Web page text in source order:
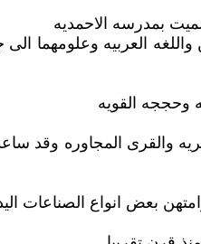
بمدرسه الاحمديه
العربيه وعلومهما
وحججه القويه
والقرى المجاوره وقد
بعض انواع الصناعات